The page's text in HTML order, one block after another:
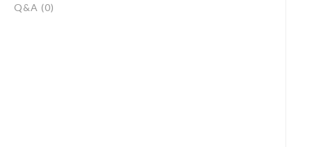
페이포인트 적립 혜택 2배 UP!
Q&A (0)